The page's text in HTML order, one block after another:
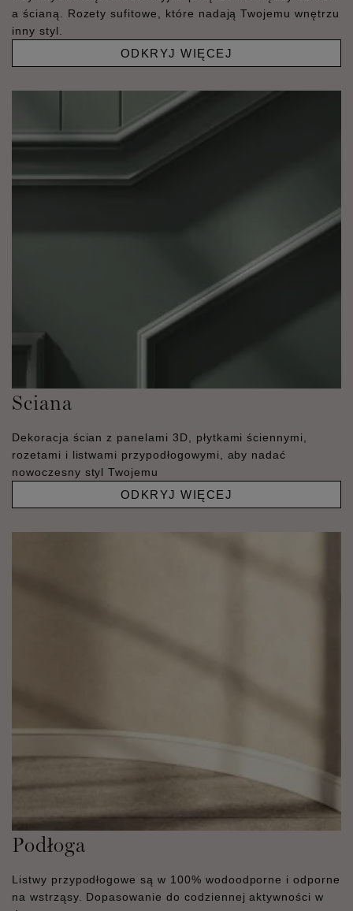
a ścianą. Rozety sufitowe, które nadają Twojemu wnętrzu
inny styl.
ODKRYJ WIĘCEJ
Sciana
Dekoracja ścian z panelami 3D, płytkami ściennymi,
rozetami i listwami przypodłogowymi, aby nadać
nowoczesny styl Twojemu
ODKRYJ WIĘCEJ
Podłoga
Listwy przypodłogowe są w 100% wodoodporne i odporne
na wstrząsy. Dopasowanie do codziennej aktywności w